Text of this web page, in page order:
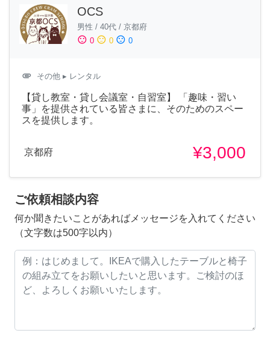
OCS
男性 / 40代 / 京都府
sentiment_satisfied 0 sentiment_neutral 0 sentiment_dissatisfied 0
attachment その他 ▸ レンタル
【貸し教室・貸し会議室・自習室】 「趣味・習い
事」を提供されている皆さまに、そのためのスペー
スを提供します。
京都府 ¥3,000
ご依頼相談内容
何か聞きたいことがあればメッセージを入れてください
（文字数は500字以内）